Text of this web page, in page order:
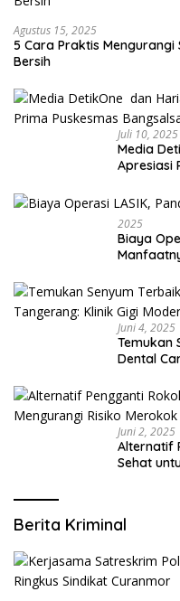
Agustus 15, 2025
5 Cara Praktis Mengurangi
Bersih
Juli 10, 2025
Media
Apresiasi
2025
Biaya
Juni 4, 2025
Temukan
Dental
Juni 2, 2025
Alternatif
Sehat
Berita Kriminal